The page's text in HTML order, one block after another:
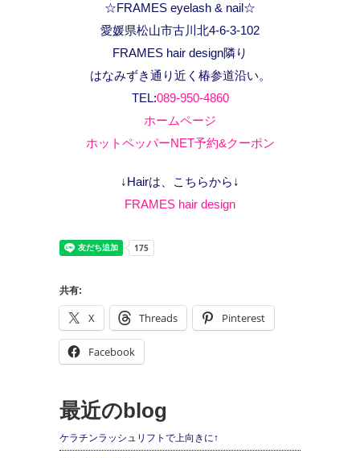
☆FRAMES eyelash & nail☆
愛媛県松山市古川北4-6-3-102
FRAMES hair design隣り
はなみずき通り近く椿参道沿い。
TEL:089-950-4860
ホームページ
ホットペッパーNET予約&クーポン
↓Hairは、こちらから↓
FRAMES hair design
共有:
X Threads Pinterest
Facebook
最近のblog
ケラチンラッシュリフトで上向きに↑